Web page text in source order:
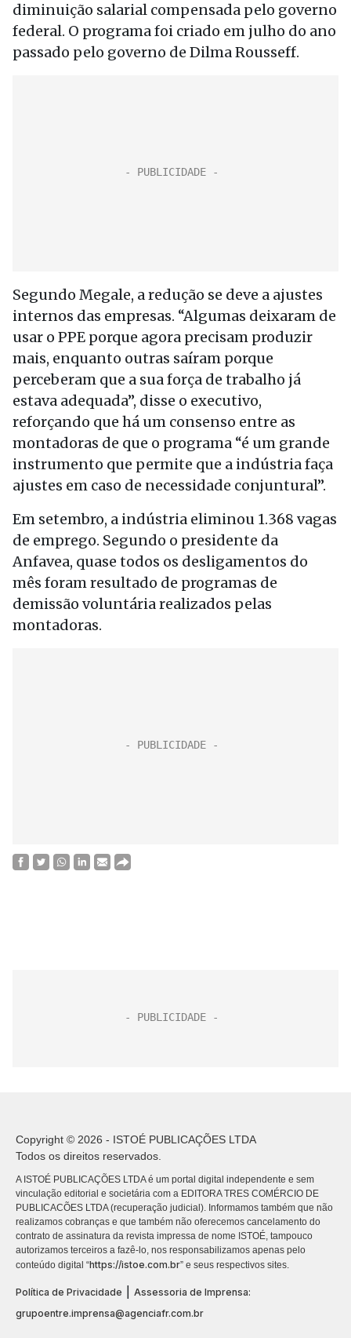
diminuição salarial compensada pelo governo
federal. O programa foi criado em julho do ano
passado pelo governo de Dilma Rousseff.
Segundo Megale, a redução se deve a ajustes
internos das empresas. “Algumas deixaram de
usar o PPE porque agora precisam produzir
mais, enquanto outras saíram porque
perceberam que a sua força de trabalho já
estava adequada”, disse o executivo,
reforçando que há um consenso entre as
montadoras de que o programa “é um grande
instrumento que permite que a indústria faça
ajustes em caso de necessidade conjuntural”.
Em setembro, a indústria eliminou 1.368 vagas
de emprego. Segundo o presidente da
Anfavea, quase todos os desligamentos do
mês foram resultado de programas de
demissão voluntária realizados pelas
montadoras.
Copyright © 2026 - ISTOÉ PUBLICAÇÕES LTDA
Todos os direitos reservados.
A ISTOÉ PUBLICAÇÕES LTDA é um portal digital independente e sem
vinculação editorial e societária com a EDITORA TRES COMÉRCIO DE
PUBLICACÕES LTDA (recuperação judicial). Informamos também que não
realizamos cobranças e que também não oferecemos cancelamento do
contrato de assinatura da revista impressa de nome ISTOÉ, tampouco
autorizamos terceiros a fazê-lo, nos responsabilizamos apenas pelo
conteúdo digital “https://istoe.com.br” e seus respectivos sites.
Política de Privacidade
Assessoria de Imprensa:
grupoentre.imprensa@agenciafr.com.br